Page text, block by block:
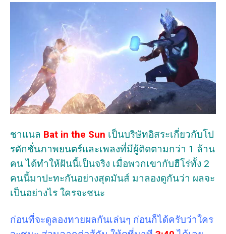
ชาแนล Bat in the Sun เป็นบริษัทอิสระเกี่ยวกับโป
รดักชั่นภาพยนตร์และเพลงที่มีผู้ติดตามกว่า 1 ล้าน
คน ได้ทำให้ฝันนี้เป็นจริง เมื่อพวกเขากับฮีโร่ทั้ง 2
คนนี้มาปะทะกันอย่างสุดมันส์ มาลองดูกันว่า ผลจะ
เป็นอย่างไร ใครจะชนะ
ก่อนที่จะดูลองทายผลกันเล่นๆ ก่อนก็ได้ครับว่าใคร